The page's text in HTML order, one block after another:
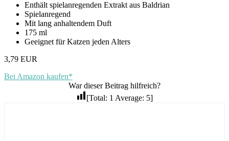
Enthält spielanregenden Extrakt aus Baldrian
Spielanregend
Mit lang anhaltendem Duft
175 ml
Geeignet für Katzen jeden Alters
3,79 EUR
Bei Amazon kaufen*
War dieser Beitrag hilfreich?
[Total: 1 Average: 5]